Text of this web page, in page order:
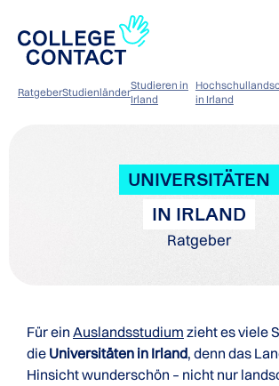
RatgeberStudienländer
Studieren in
Irland
in Irland
UNIVERSITÄTEN
IN IRLAND
Ratgeber
Für ein Auslandsstudium zieht es viele
die Universitäten in Irland, denn das
Hinsicht wunderschön – nicht nur